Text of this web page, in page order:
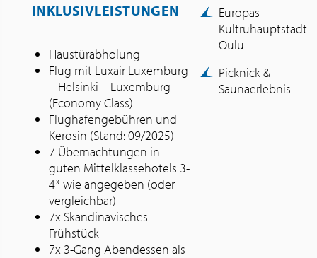
INKLUSIVLEISTUNGEN
Haustürabholung
Flug mit Luxair Luxemburg
– Helsinki – Luxemburg
(Economy Class)
Flughafengebühren und
Kerosin (Stand: 09/2025)
7 Übernachtungen in
guten Mittelklassehotels 3-
4* wie angegeben (oder
vergleichbar)
7x Skandinavisches
Frühstück
7x 3-Gang Abendessen als
Europas
Kultruhauptstadt
Oulu
Picknick &
Saunaerlebnis